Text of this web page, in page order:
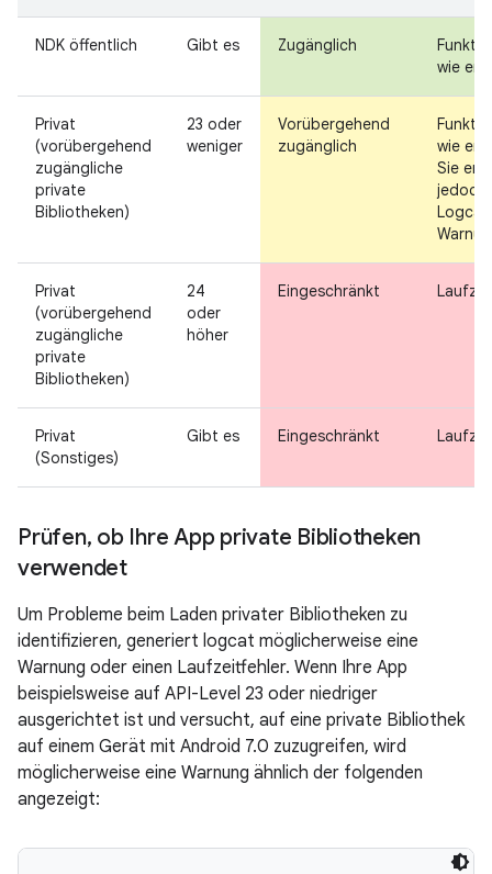
NDK öffentlich Gibt es Zugänglich
wie
Privat
(vorübergehend
zugängliche
private
Bibliotheken)
23 oder
weniger
Vorübergehend
zugänglich
wie
Sie
jedoch
Privat
(vorübergehend
zugängliche
private
Bibliotheken)
24
oder
höher
Eingeschränkt
Privat
(Sonstiges)
Gibt es Eingeschränkt
Prüfen, ob Ihre App private Bibliotheken
verwendet
Um Probleme beim Laden privater Bibliotheken zu
identifizieren, generiert logcat möglicherweise eine
Warnung oder einen Laufzeitfehler. Wenn Ihre App
beispielsweise auf API-Level 23 oder niedriger
ausgerichtet ist und versucht, auf eine private Bibliothek
auf einem Gerät mit Android 7.0 zuzugreifen, wird
möglicherweise eine Warnung ähnlich der folgenden
angezeigt: